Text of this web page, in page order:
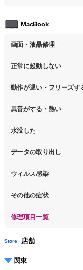
【ノートパソコン】ウィ
【ノートパソコン】電源
【ノートパソコン】液晶
【ノートパソコン】マザ
MacBook
画面・液晶修理
【macbook】画面の割れ
かしい、チラつく等)
【macbook】症状が選択
正常に起動しない
【macbook】電源ボタン
動作が遅い・フリーズす
異音がする・熱い
【macbook】パソコンか
水没した
【macbook】水没してパ
データの取り出し
【macbook】起動しない
ウィルス感染
【macbook】特定のプロ
その他の症状
修理項目一覧
Store 店舗
関東